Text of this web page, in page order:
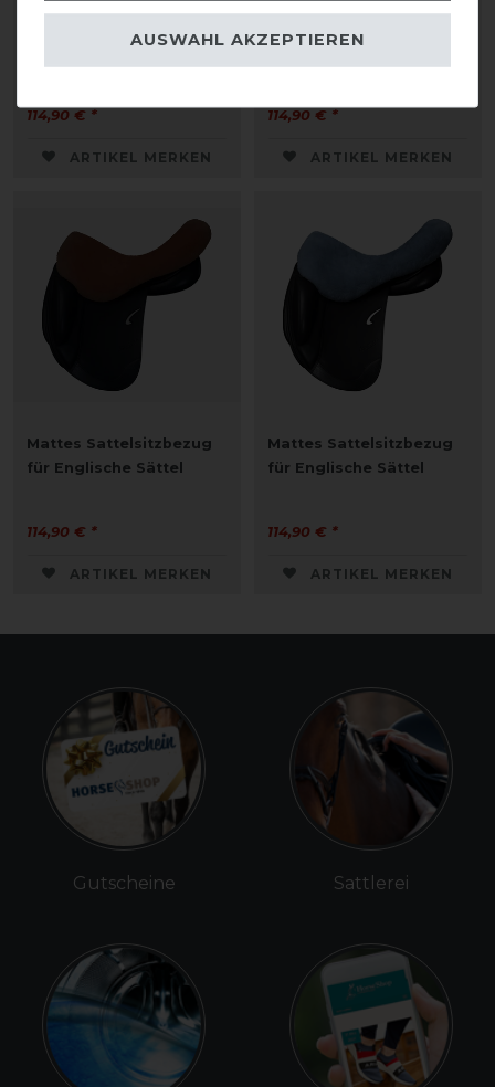
114,90 € *
ARTIKEL MERKEN
114,90 € *
ARTIKEL MERKEN
Mattes Sattelsitzbezug
für Englische Sättel
114,90 € *
ARTIKEL MERKEN
Mattes Sattelsitzbezug
für Englische Sättel
114,90 € *
ARTIKEL MERKEN
Gutscheine Sattlerei
AUSWAHL AKZEPTIEREN